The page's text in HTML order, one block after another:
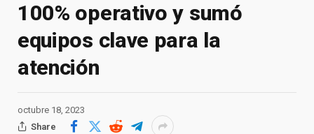
100% operativo y sumó
equipos clave para la
atención
octubre 18, 2023
Share